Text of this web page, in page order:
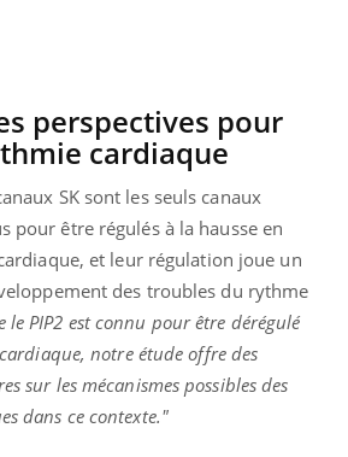
perspectives pour
cardiaque
SK sont les seuls canaux
pour être régulés à la hausse en
et leur régulation joue un
des troubles du rythme
le PIP2 est connu pour être dérégulé
notre étude offre des
sur les mécanismes possibles des
dans ce contexte."